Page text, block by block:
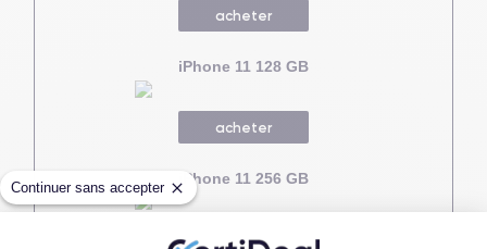
Continuer sans accepter
acheter
iPhone 11 128 GB
acheter
iPhone 11 256 GB
acheter